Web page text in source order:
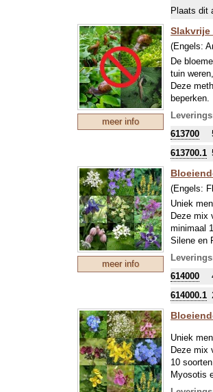
(saffloer),
het-
Plaats dit
meer info
Slakvrije
(Engels:
De
tuin
Deze
beperken.
(bevat
613700
613700.1
meer info
(Engels:
Uniek
Deze mix
minimaal
Silene en
614000
614000.1
Uniek
Deze mix
10
Myosotis